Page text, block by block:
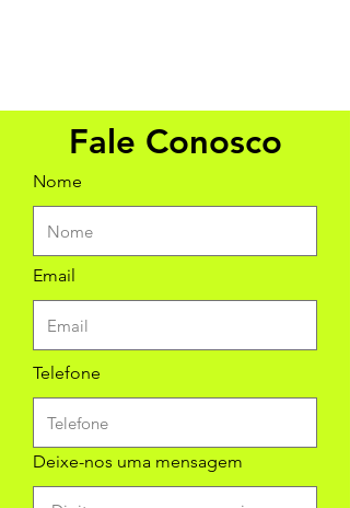
Fale Conosco
Nome
Email
Telefone
Deixe-nos uma mensagem